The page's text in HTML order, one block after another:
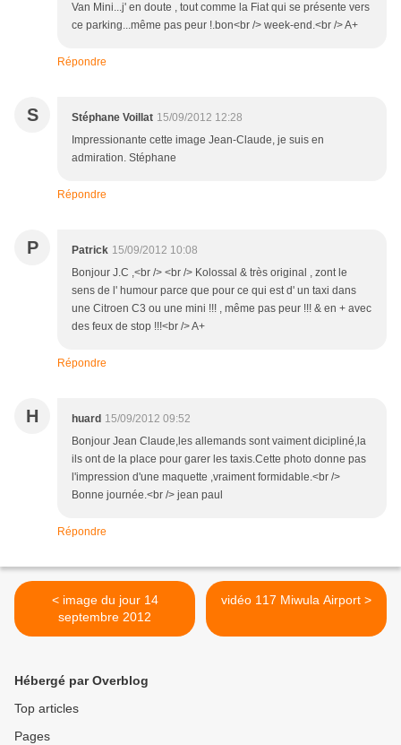
Van Mini...j' en doute , tout comme la Fiat qui se présente vers
ce parking...même pas peur !.bon<br /> week-end.<br /> A+
Répondre
S Stéphane Voillat 15/09/2012 12:28
Impressionante cette image Jean-Claude, je suis en
admiration. Stéphane
Répondre
P Patrick 15/09/2012 10:08
Bonjour J.C ,<br /> <br /> Kolossal & très original , zont le
sens de l' humour parce que pour ce qui est d' un taxi dans
une Citroen C3 ou une mini !!! , même pas peur !!! & en + avec
des feux de stop !!!<br /> A+
Répondre
H huard 15/09/2012 09:52
Bonjour Jean Claude,les allemands sont vaiment dicipliné,la
ils ont de la place pour garer les taxis.Cette photo donne pas
l'impression d'une maquette ,vraiment formidable.<br />
Bonne journée.<br /> jean paul
Répondre
< image du jour 14
septembre 2012
vidéo 117 Miwula Airport >
Hébergé par Overblog
Top articles
Pages